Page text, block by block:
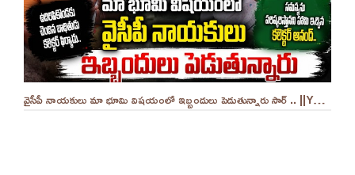
వైసీపీ నాయకులు మా భూమి విషయంలో ఇబ్బందులు పెడుతున్నారు సార్ .. ||YES 9TV